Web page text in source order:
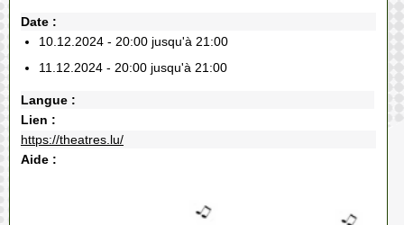
Date :
10.12.2024 - 20:00 jusqu'à 21:00
11.12.2024 - 20:00 jusqu'à 21:00
Langue :
Lien :
https://theatres.lu/
Aide :